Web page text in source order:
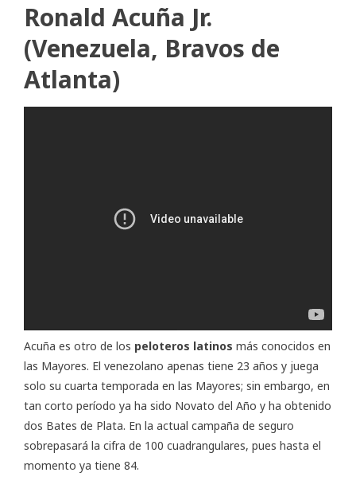
Ronald Acuña Jr.
(Venezuela, Bravos de
Atlanta)
Acuña es otro de los peloteros latinos más conocidos en
las Mayores. El venezolano apenas tiene 23 años y juega
solo su cuarta temporada en las Mayores; sin embargo, en
tan corto período ya ha sido Novato del Año y ha obtenido
dos Bates de Plata. En la actual campaña de seguro
sobrepasará la cifra de 100 cuadrangulares, pues hasta el
momento ya tiene 84.